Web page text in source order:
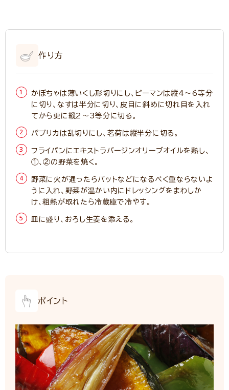
作り方
かぼちゃは薄いくし形切りにし、ピーマンは縦4～6等分
に切り、なすは半分に切り、皮目に斜めに切れ目を入れ
てから更に縦2～3等分に切る。
パプリカは乱切りにし、茗荷は縦半分に切る。
フライパンにエキストラバージンオリーブオイルを熱し、
①、②の野菜を焼く。
野菜に火が通ったらバットなどになるべく重ならないよ
うに入れ、野菜が温かい内にドレッシングをまわしか
け、粗熱が取れたら冷蔵庫で冷やす。
皿に盛り、おろし生姜を添える。
ポイント